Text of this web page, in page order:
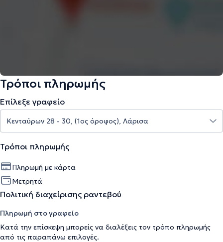
Τρόποι πληρωμής
Επίλεξε γραφείο
Τρόποι πληρωμής
Πληρωμή με κάρτα
Μετρητά
Πολιτική διαχείρισης ραντεβού
Πληρωμή στο γραφείο
Κατά την επίσκεψη μπορείς να διαλέξεις τον τρόπο πληρωμής
από τις παραπάνω επιλογές.